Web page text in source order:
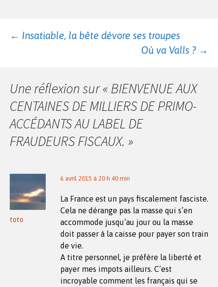
Navigation
articles
← Insatiable, la bête dévore ses troupes
Où va Valls ? →
Une réflexion sur « BIENVENUE AUX
CENTAINES DE MILLIERS DE PRIMO-
ACCÉDANTS AU LABEL DE
FRAUDEURS FISCAUX. »
toto
6 avril 2015 à 20 h 40 min
La France est un pays fiscalement fasciste.
Cela ne dérange pas la masse qui s’en
accommode jusqu’au jour ou la masse
doit passer à la caisse pour payer son train
de vie.
A titre personnel, je préfère la liberté et
payer mes impots ailleurs. C’est
incroyable comment les français qui se